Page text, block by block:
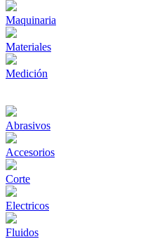
Maquinaria
Materiales
Medición
Abrasivos
Accesorios
Corte
Electricos
Fluidos